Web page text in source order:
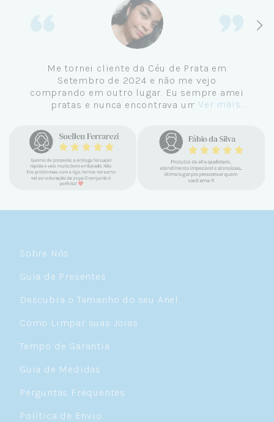
Me tornei cliente da Céu de Prata em
Setembro de 2024 e não me vejo
comprando em outro lugar. Eu sempre amei
pratas e nunca encontrava uma loja
encontrar a Céu. Atendimento
personalizado, verdadeiras jóias prata 925,
mimos e brindes incríveis. Virei cliente fiel
e amo demais as pratas que são lindas, tem
um brilho incrível e preço super justo. Fora
Ver mais...
Sobre Nós
Guia de Presentes
Descubra o Tamanho do seu Anel
Como Limpar suas Joias
Tempo de Garantia
Guia de Medidas
Perguntas Frequentes
Política de Envio